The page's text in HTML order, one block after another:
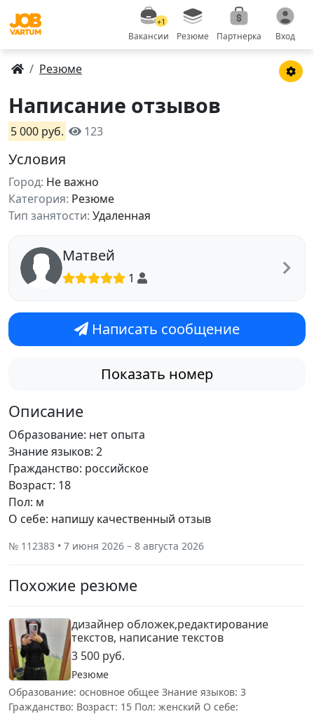
+1
Вакансии Резюме Партнерка Вход
Резюме
Написание отзывов
5 000 руб. 123
Условия
Город: Не важно
Категория: Резюме
Тип занятости: Удаленная
Матвей
1
Написать сообщение
Показать номер
Описание
Образование: нет опыта
Знание языков: 2
Гражданство: российское
Возраст: 18
Пол: м
О себе: напишу качественный отзыв
№ 112383 • 7 июня 2026 – 8 августа 2026
Похожие резюме
дизайнер обложек,редактирование
текстов, написание текстов
3 500 руб.
Резюме
Образование: основное общее Знание языков: 3
Гражданство: Возраст: 15 Пол: женский О себе: